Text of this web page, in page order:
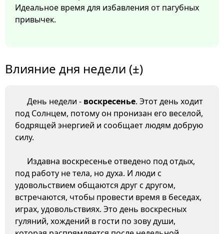
Идеальное время для избавления от пагубных
привычек.
Влияние дня недели (±)
День недели - воскресенье. Этот день ходит
под Солнцем, потому он пронизан его веселой,
бодрящей энергией и сообщает людям добрую
силу.
Издавна воскресенье отведено под отдых,
под работу не тела, но духа. И люди с
удовольствием общаются друг с другом,
встречаются, чтобы провести время в беседах,
играх, удовольствиях. Это день воскресных
гуляний, хождений в гости по зову души,